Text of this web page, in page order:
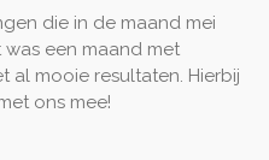
die in de maand mei
een maand met
al mooie resultaten. Hierbij
ons mee!